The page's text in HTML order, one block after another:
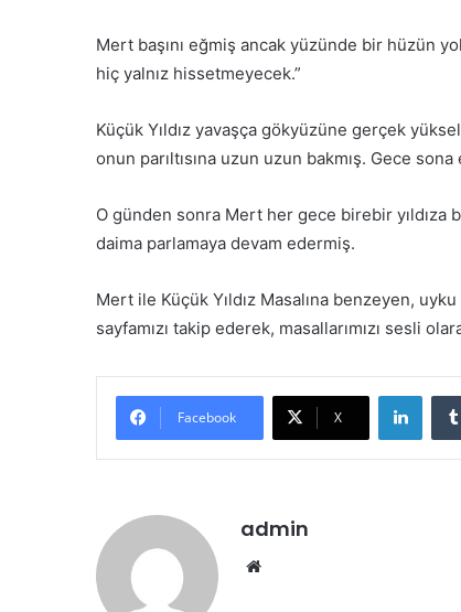
Mert başını eğmiş ancak yüzünde bir hüzün
hiç yalnız hissetmeyecek.”
Küçük Yıldız yavaşça gökyüzüne gerçek
onun parıltısına uzun uzun bakmış. Gece
O günden sonra Mert her gece birebir yıldıza
daima parlamaya devam edermiş.
Mert ile Küçük Yıldız Masalına benzeyen,
sayfamızı takip ederek, masallarımızı sesli
Facebook X
admin